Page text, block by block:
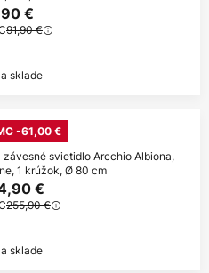
€
91,90 €
sklade
-61,00 €
závesné svietidlo Arcchio Albiona,
1 krúžok, Ø 80 cm
€
255,90 €
sklade